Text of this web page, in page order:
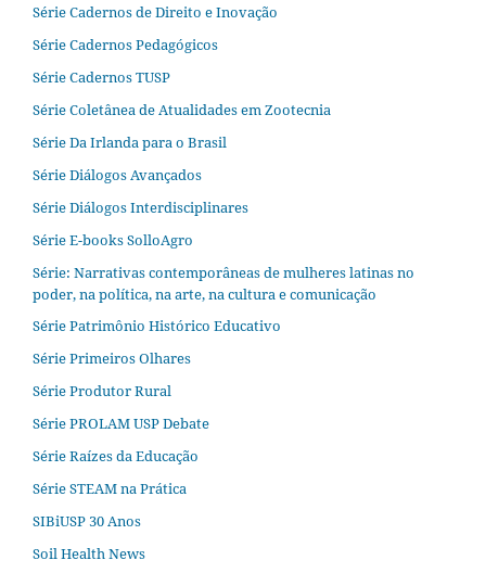
Série Cadernos de Direito e Inovação
Série Cadernos Pedagógicos
Série Cadernos TUSP
Série Coletânea de Atualidades em Zootecnia
Série Da Irlanda para o Brasil
Série Diálogos Avançados
Série Diálogos Interdisciplinares
Série E-books SolloAgro
Série: Narrativas contemporâneas de mulheres latinas no
poder, na política, na arte, na cultura e comunicação
Série Patrimônio Histórico Educativo
Série Primeiros Olhares
Série Produtor Rural
Série PROLAM USP Debate
Série Raízes da Educação
Série STEAM na Prática
SIBiUSP 30 Anos
Soil Health News